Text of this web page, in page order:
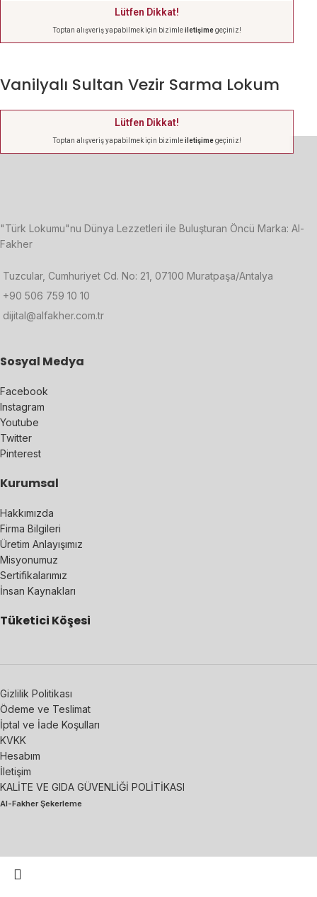
Lütfen Dikkat!
Toptan alışveriş yapabilmek için bizimleiletişimegeçiniz!
Vanilyalı Sultan Vezir Sarma Lokum
Lütfen Dikkat!
Toptan alışveriş yapabilmek için bizimleiletişimegeçiniz!
"Türk Lokumu"nu Dünya Lezzetleri ile Buluşturan Öncü Marka: Al-
Fakher
Tuzcular, Cumhuriyet Cd. No: 21, 07100 Muratpaşa/Antalya
+90 506 759 10 10
dijital@alfakher.com.tr
Sosyal Medya
Facebook
Instagram
Youtube
Twitter
Pinterest
Kurumsal
Hakkımızda
Firma Bilgileri
Üretim Anlayışımız
Misyonumuz
Sertifikalarımız
İnsan Kaynakları
Tüketici Köşesi
Gizlilik Politikası
Ödeme ve Teslimat
İptal ve İade Koşulları
KVKK
Hesabım
İletişim
KALİTE VE GIDA GÜVENLİĞİ POLİTİKASI
Al-Fakher Şekerleme